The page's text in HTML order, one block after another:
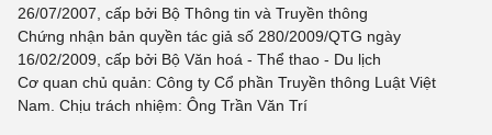
26/07/2007, cấp bởi Bộ Thông tin và Truyền thông
Chứng nhận bản quyền tác giả số 280/2009/QTG ngày
16/02/2009, cấp bởi Bộ Văn hoá - Thể thao - Du lịch
Cơ quan chủ quản: Công ty Cổ phần Truyền thông Luật Việt
Nam. Chịu trách nhiệm: Ông Trần Văn Trí